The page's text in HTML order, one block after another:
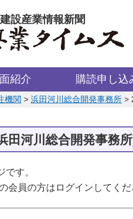
設産業情報新聞
紹介 購読申し込
機関 > 浜田河川総合開発事務所 >
田河川総合開発事務
です。
会員の方はログインしてくだ